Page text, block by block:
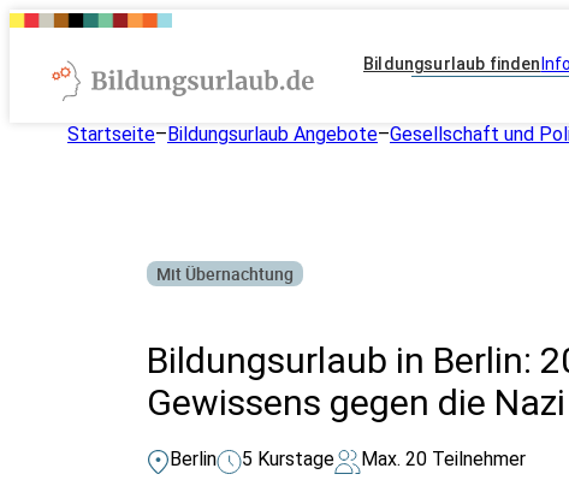
Bildungsurlaub finden
Startseite–Bildungsurlaub Angebote–Gesellschaft und
Mit Übernachtung
Bildungsurlaub in Berlin:
Gewissens gegen die
Berlin 5 Kurstage Max. 20 Teilnehmer